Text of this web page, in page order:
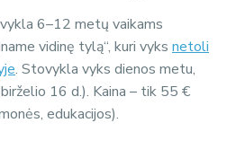
6–12 metų vaikams
vidinę tylą“, kuri vyks netoli
. Stovykla vyks dienos metu,
16 d.). Kaina – tik 55 €
edukacijos).